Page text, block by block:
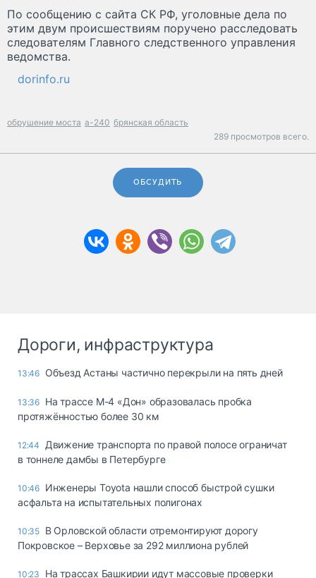
По сообщению с сайта СК РФ, уголовные дела по
этим двум происшествиям поручено расследовать
следователям Главного следственного управления
ведомства.
dorinfo.ru
обрушение моста а-240 брянская область
289 просмотров всего.
ОБСУДИТЬ
Дороги, инфраструктура
13:46 Объезд Астаны частично перекрыли на пять дней
13:36 На трассе М-4 «Дон» образовалась пробка
протяжённостью более 30 км
12:44
Движение транспорта по правой полосе ограничат
в тоннеле дамбы в Петербурге
10:46 Инженеры Toyota нашли способ быстрой сушки
асфальта на испытательных полигонах
10:35 В Орловской области отремонтируют дорогу
Покровское – Верховье за 292 миллиона рублей
10:23
На трассах Башкирии идут массовые проверки